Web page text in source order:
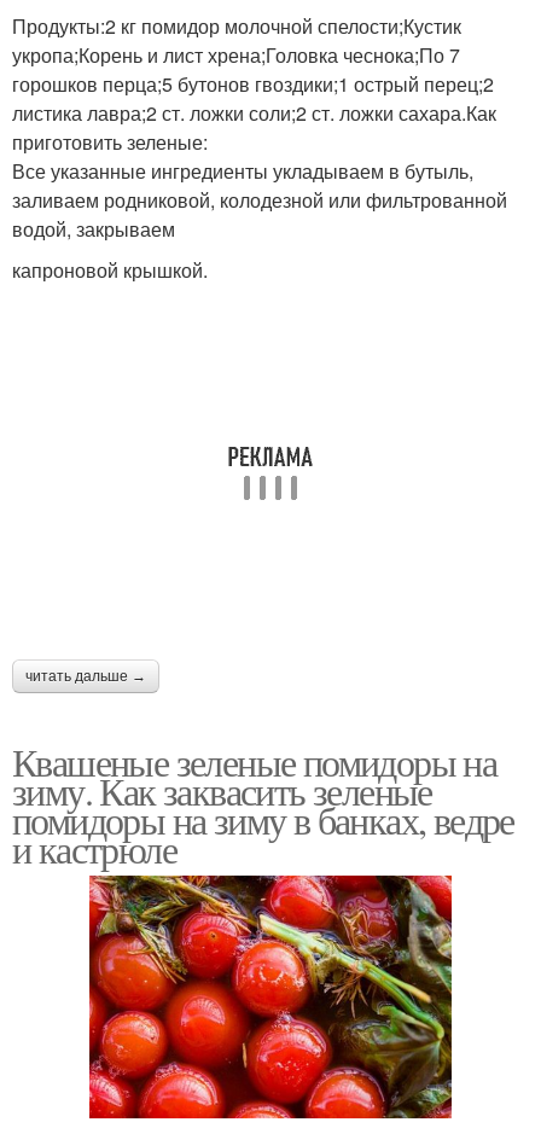
Продукты:2 кг помидор молочной спелости;Кустик
укропа;Корень и лист хрена;Головка чеснока;По 7
горошков перца;5 бутонов гвоздики;1 острый перец;2
листика лавра;2 ст. ложки соли;2 ст. ложки сахара.Как
приготовить зеленые:
Все указанные ингредиенты укладываем в бутыль,
заливаем родниковой, колодезной или фильтрованной
водой, закрываем
капроновой крышкой.
читать дальше →
Квашеные зеленые помидоры на
зиму. Как заквасить зеленые
помидоры на зиму в банках, ведре
и кастрюле